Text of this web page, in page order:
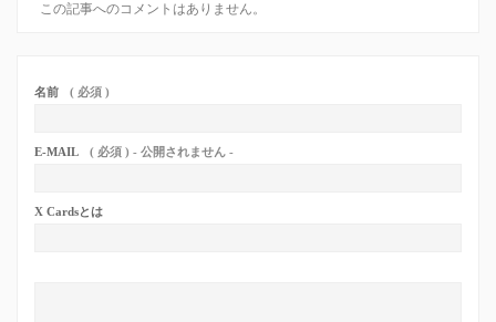
この記事へのコメントはありません。
名前 ( 必須 )
E-MAIL ( 必須 ) - 公開されません -
X Cardsとは